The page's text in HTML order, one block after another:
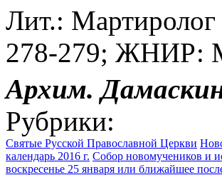
Лит.:
278-279; ЖНИР:
Архим.
Рубрики:
Святые Русской Православной Церкви
календарь 2016 г. Собор новомучеников и
воскресенье 25 января или ближайшее